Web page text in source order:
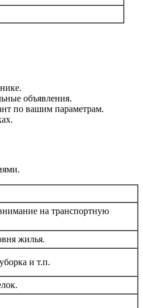
объявления.
по вашим параметрам.
на транспортную
жилья.
и т.п.